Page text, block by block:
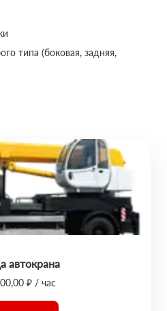
типа (боковая, задняя,
автокрана
₽ / час